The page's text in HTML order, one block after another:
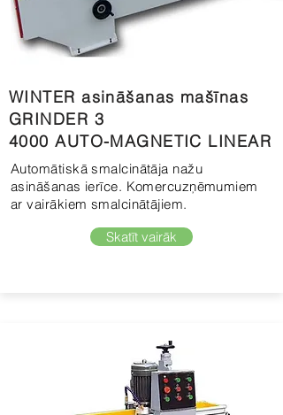
WINTER asināšanas mašīnas
GRINDER 3
4000 AUTO-MAGNETIC LINEAR
Automātiskā smalcinātāja nažu
asināšanas ierīce. Komercuzņēmumiem
ar vairākiem smalcinātājiem.
Skatīt vairāk